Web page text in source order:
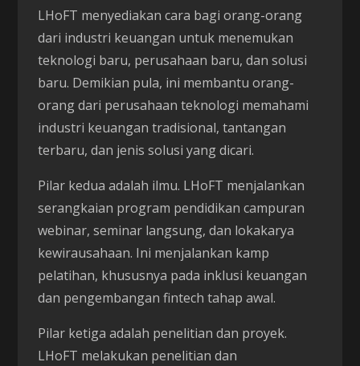
LHoFT menyediakan cara bagi orang-orang
dari industri keuangan untuk menemukan
teknologi baru, perusahaan baru, dan solusi
baru. Demikian pula, ini membantu orang-
orang dari perusahaan teknologi memahami
industri keuangan tradisional, tantangan
terbaru, dan jenis solusi yang dicari.
Pilar kedua adalah ilmu. LHoFT menjalankan
serangkaian program pendidikan campuran
webinar, seminar langsung, dan lokakarya
kewirausahaan. Ini menjalankan kamp
pelatihan, khususnya pada inklusi keuangan
dan pengembangan fintech tahap awal.
Pilar ketiga adalah penelitian dan proyek.
LHoFT melakukan penelitian dan